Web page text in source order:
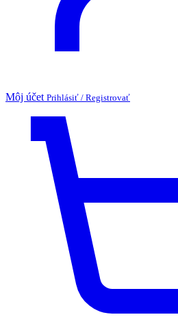
Môj účet Prihlásiť / Registrovať